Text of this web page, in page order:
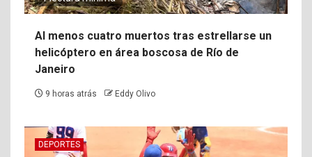
Al menos cuatro muertos tras estrellarse un
helicóptero en área boscosa de Río de
Janeiro
9 horas atrás Eddy Olivo
DEPORTES